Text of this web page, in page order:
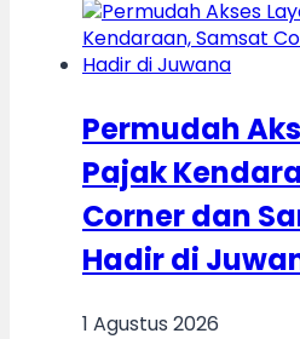
Permudah
Pajak
Corner dan
Hadir di
1 Agustus 2026